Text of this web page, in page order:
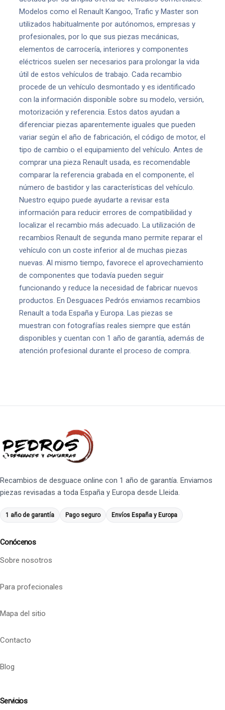
Modelos como el Renault Kangoo, Trafic y Master son
utilizados habitualmente por autónomos, empresas y
profesionales, por lo que sus piezas mecánicas,
elementos de carrocería, interiores y componentes
eléctricos suelen ser necesarios para prolongar la vida
útil de estos vehículos de trabajo. Cada recambio
procede de un vehículo desmontado y es identificado
con la información disponible sobre su modelo, versión,
motorización y referencia. Estos datos ayudan a
diferenciar piezas aparentemente iguales que pueden
variar según el año de fabricación, el código de motor, el
tipo de cambio o el equipamiento del vehículo. Antes de
comprar una pieza Renault usada, es recomendable
comparar la referencia grabada en el componente, el
número de bastidor y las características del vehículo.
Nuestro equipo puede ayudarte a revisar esta
información para reducir errores de compatibilidad y
localizar el recambio más adecuado. La utilización de
recambios Renault de segunda mano permite reparar el
vehículo con un coste inferior al de muchas piezas
nuevas. Al mismo tiempo, favorece el aprovechamiento
de componentes que todavía pueden seguir
funcionando y reduce la necesidad de fabricar nuevos
productos. En Desguaces Pedrós enviamos recambios
Renault a toda España y Europa. Las piezas se
muestran con fotografías reales siempre que están
disponibles y cuentan con 1 año de garantía, además de
atención profesional durante el proceso de compra.
Recambios de desguace online con 1 año de garantía. Enviamos
piezas revisadas a toda España y Europa desde Lleida.
1 año de garantía Pago seguro Envíos España y Europa
Conócenos
Sobre nosotros
Para profecionales
Mapa del sitio
Contacto
Blog
Servicios